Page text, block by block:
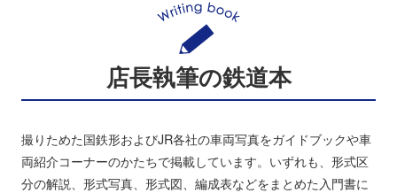
店長執筆の鉄道本
撮りためた国鉄形およびJR各社の車両写真をガイドブックや車
両紹介コーナーのかたちで掲載しています。いずれも、形式区
分の解説、形式写真、形式図、編成表などをまとめた入門書に